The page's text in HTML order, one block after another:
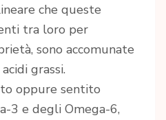
che queste
tra loro per
sono accomunate
grassi.
oppure sentito
3 e degli Omega-6,